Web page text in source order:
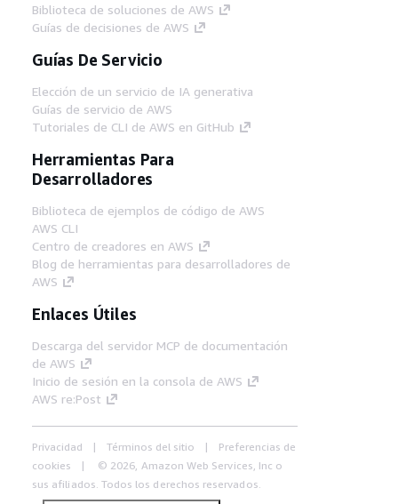
Biblioteca de soluciones de AWS
Guías de decisiones de AWS
Guías De Servicio
Elección de un servicio de IA generativa
Guías de servicio de AWS
Tutoriales de CLI de AWS en GitHub
Herramientas Para
Desarrolladores
Biblioteca de ejemplos de código de AWS
AWS CLI
Centro de creadores en AWS
Blog de herramientas para desarrolladores de
AWS
Enlaces Útiles
Descarga del servidor MCP de documentación
de AWS
Inicio de sesión en la consola de AWS
AWS re:Post
Privacidad Términos del sitio
Preferencias de
cookies
© 2026, Amazon Web Services, Inc o
sus afiliados. Todos los derechos reservados.